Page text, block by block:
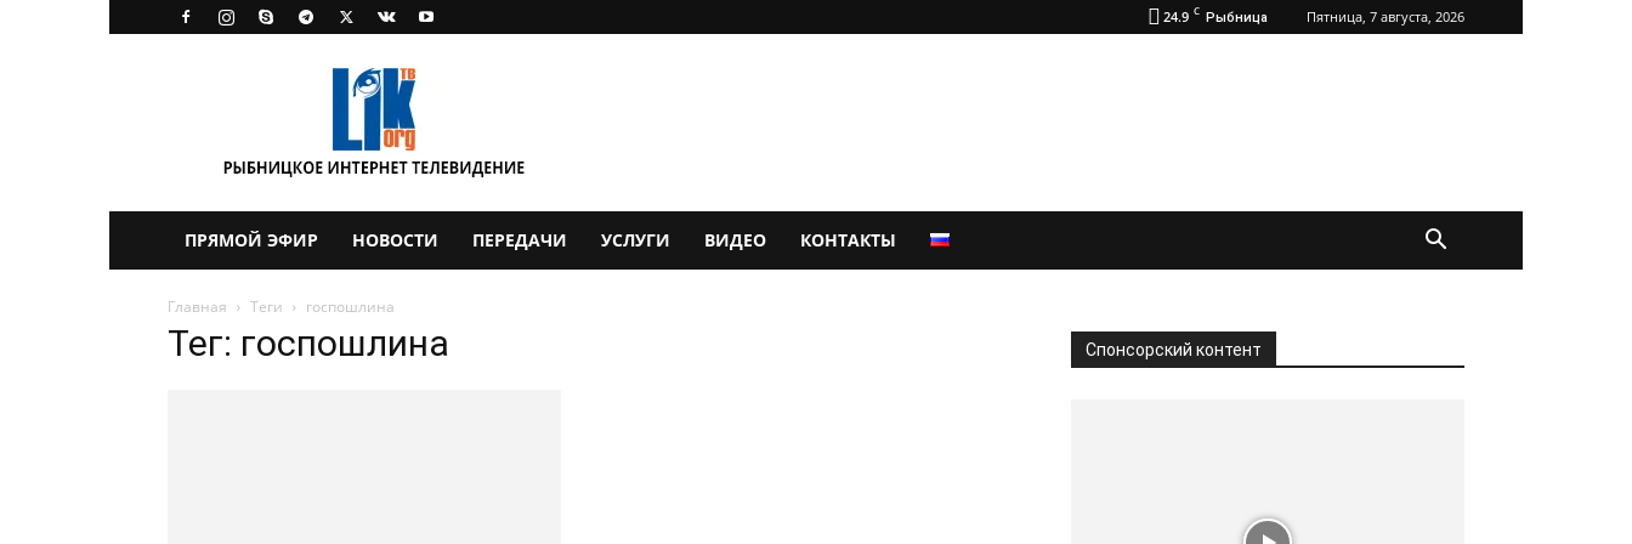
24.9 C Рыбница Пятница, 7 августа, 2026
ПРЯМОЙ ЭФИР НОВОСТИ ПЕРЕДАЧИ УСЛУГИ ВИДЕО КОНТАКТЫ
Главная Теги госпошлина
Тег: госпошлина Спонсорский контент